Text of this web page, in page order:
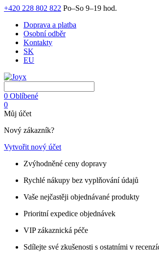
+420 228 802 822 Po–So 9–19 hod.
Doprava a platba
Osobní odběr
Kontakty
SK
EU
0 Oblíbené
0
Můj účet
Nový zákazník?
Vytvořit nový účet
Zvýhodněné ceny dopravy
Rychlé nákupy bez vyplňování údajů
Vaše nejčastěji objednávané produkty
Prioritní expedice objednávek
VIP zákaznická péče
Sdílejte své zkušenosti s ostatními v